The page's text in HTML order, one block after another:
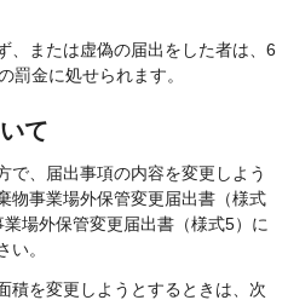
、または虚偽の届出をした者は、6
罰金に処せられます。
て
で、届出事項の内容を変更しよう
物事業場外保管変更届出書（様式
場外保管変更届出書（様式5）に
い。
積を変更しようとするときは、次